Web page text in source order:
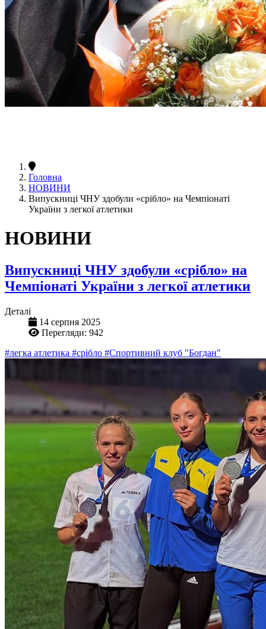
Головна
НОВИНИ
Випускниці ЧНУ здобули «срібло» на Чемпіонаті
України з легкої атлетики
НОВИНИ
Випускниці ЧНУ здобули «срібло» на
Чемпіонаті України з легкої атлетики
Деталі
14 серпня 2025
Перегляди: 942
#легка атлетика #срібло #Спортивний клуб "Богдан"